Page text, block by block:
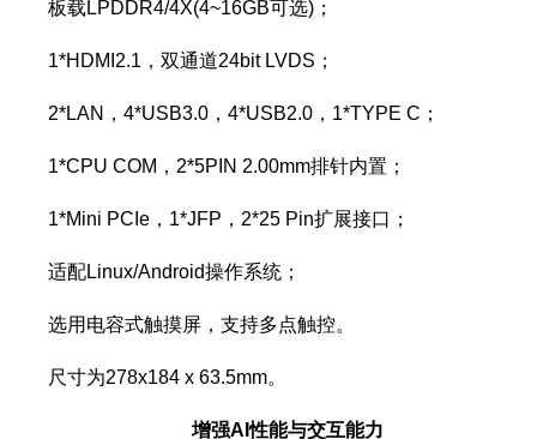
板载LPDDR4/4X(4~16GB可选)；
1*HDMI2.1，双通道24bit LVDS；
2*LAN，4*USB3.0，4*USB2.0，1*TYPE C；
1*CPU COM，2*5PIN 2.00mm排针内置；
1*Mini PCIe，1*JFP，2*25 Pin扩展接口；
适配Linux/Android操作系统；
选用电容式触摸屏，支持多点触控。
尺寸为278x184 x 63.5mm。
增强AI性能与交互能力